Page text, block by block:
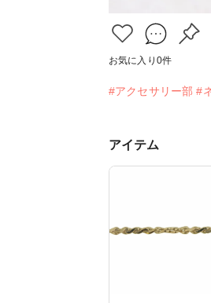
お気に入り 0件
#アクセサリー部 #
アイテム